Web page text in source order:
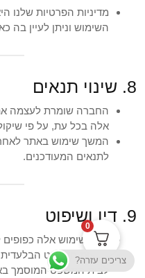
מדיניות הפרטיות שלנו
השימוש וניתן לעיין בה
8. שינוי תנאים
החברה שומרת לעצמה
אלה בכל עת, על פי
המשך שימוש באתר לאחר
לתנאים המעודכנים.
9. דין ושיפוט
תנאי שימוש אלה כפופים
סמכות השיפוט הבלעדית
לבית המשפט המוסמך
צריכים עזרה?
0